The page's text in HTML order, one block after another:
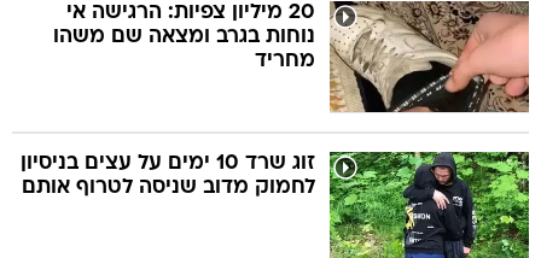
20 מיליון צפיות: הרגישה אי
נוחות בגרב ומצאה שם משהו
מחריד
זוג שרד 10 ימים על עצים בניסיון
לחמוק מדוב שניסה לטרוף אותם